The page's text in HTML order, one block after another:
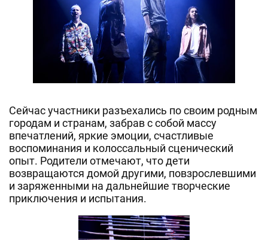
Сейчас участники разъехались по своим родным
городам и странам, забрав с собой массу
впечатлений, яркие эмоции, счастливые
воспоминания и колоссальный сценический
опыт. Родители отмечают, что дети
возвращаются домой другими, повзрослевшими
и заряженными на дальнейшие творческие
приключения и испытания.